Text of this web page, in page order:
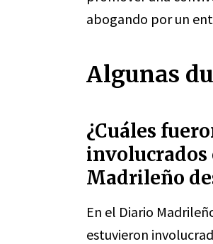
abogando por un
Algunas
¿Cuáles
involucrados
Madrileño
En el Diario
estuvieron